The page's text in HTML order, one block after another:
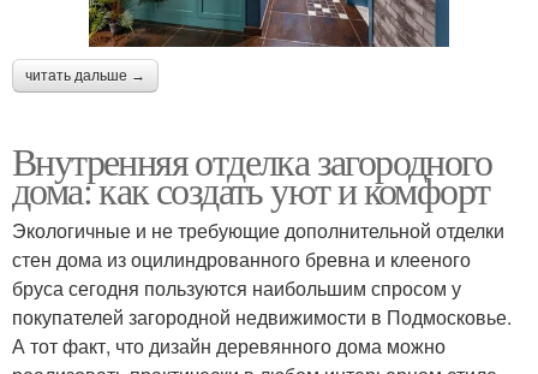
читать дальше →
Внутренняя отделка загородного
дома: как создать уют и комфорт
Экологичные и не требующие дополнительной отделки
стен дома из оцилиндрованного бревна и клееного
бруса сегодня пользуются наибольшим спросом у
покупателей загородной недвижимости в Подмосковье.
А тот факт, что дизайн деревянного дома можно